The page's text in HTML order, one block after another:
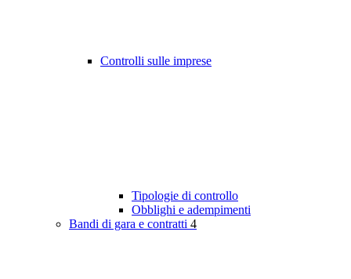
Controlli sulle imprese
Tipologie di controllo
Obblighi e adempimenti
Bandi di gara e contratti 4